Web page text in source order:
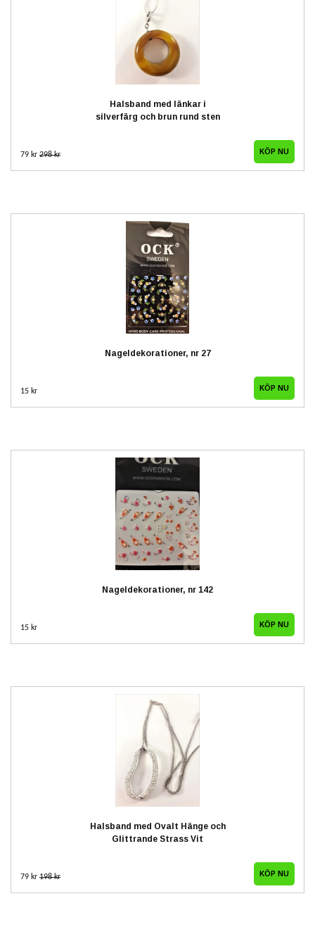
Halsband med länkar i
silverfärg och brun rund sten
79 kr 298 kr
Nageldekorationer, nr 27
15 kr
Nageldekorationer, nr 142
15 kr
Halsband med Ovalt Hänge och
Glittrande Strass Vit
79 kr 198 kr